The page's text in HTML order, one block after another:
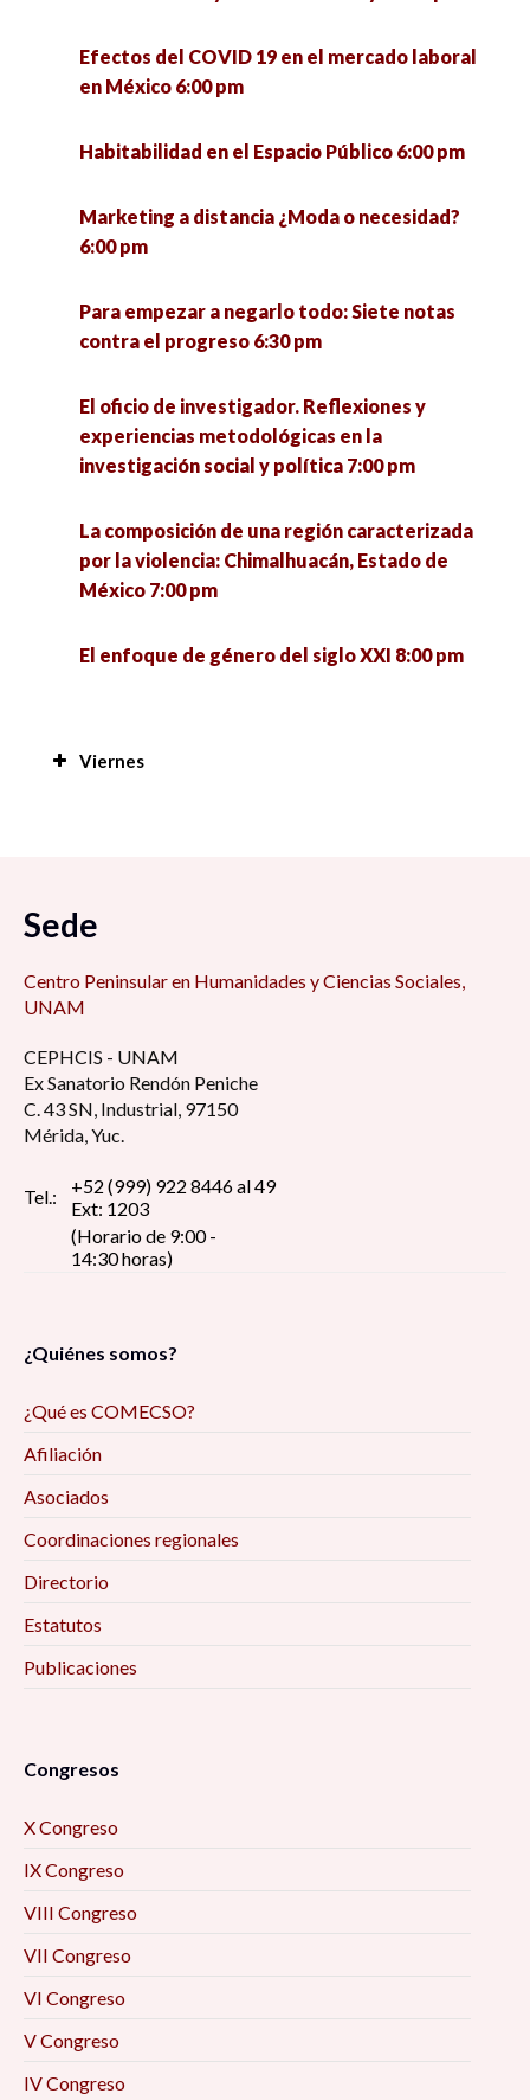
Efectos del COVID 19 en el mercado laboral
en México 6:00 pm
Habitabilidad en el Espacio Público 6:00 pm
Marketing a distancia ¿Moda o necesidad?
6:00 pm
Para empezar a negarlo todo: Siete notas
contra el progreso 6:30 pm
El oficio de investigador. Reflexiones y
experiencias metodológicas en la
investigación social y política 7:00 pm
La composición de una región caracterizada
por la violencia: Chimalhuacán, Estado de
México 7:00 pm
El enfoque de género del siglo XXI 8:00 pm
Viernes
Foro de Modelo de administración estratégica
regreso a las aulas ¿Qué hacer con la
virtualidad? 8:30 am
La perspectiva estudiantil universitaria en
tiempos de pandemia: reflexión y debate 8:30
am
Pin up girls, construcción del estereotipo de la
Reflexiones de la investigación/intervención
sociales, en tiempos de pandemia 9:00 am
discapacidad: diálogo desde los estudios
Críticos 9:00 am
entre Aldama y Santa Martha, Chenalhó
Perspectiva para el Desarrollo Local 10:00 am
visión de los egresados 10:00 am
La resiliencia como eje enfrentar el futuro
Prevención situacional del delito 10:00 am
Sede
Centro Peninsular en Humanidades y Ciencias Sociales,
UNAM
CEPHCIS - UNAM
Ex Sanatorio Rendón Peniche
C. 43 SN, Industrial, 97150
Mérida, Yuc.
Tel.:
+52 (999) 922 8446 al 49
Ext: 1203
(Horario de 9:00 -
14:30 horas)
¿Quiénes somos?
¿Qué es COMECSO?
Afiliación
Asociados
Coordinaciones regionales
Directorio
Estatutos
Publicaciones
Congresos
X Congreso
IX Congreso
VIII Congreso
VII Congreso
VI Congreso
V Congreso
IV Congreso